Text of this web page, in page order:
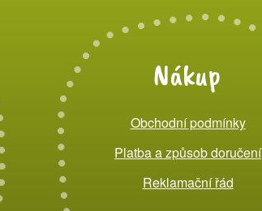
Nákup
Obchodní podmínky
Platba a způsob doručení
Reklamační řád